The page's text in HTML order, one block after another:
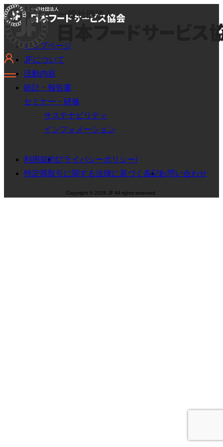
トップページ
JFについて
活動内容
統計・報告書
セミナー・研修
サステナビリティ
インフォメーション
利用規約プライバシーポリシー
特定商取引に関する法律に基づく表記お問い合わせ
Copyright © 2026 JF All rights reserved.